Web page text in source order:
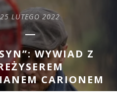
25 LUTEGO 2022
WYWIAD Z
CARIONEM